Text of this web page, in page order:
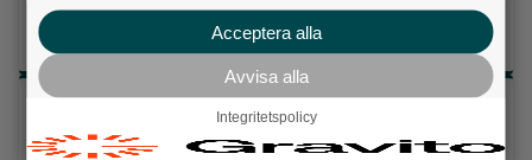
Gatuköksklassiker blev succé – nu växlar
Senaste artiklarna
Alingsås
Acceptera alla
Avvisa alla
Integritetspolicy